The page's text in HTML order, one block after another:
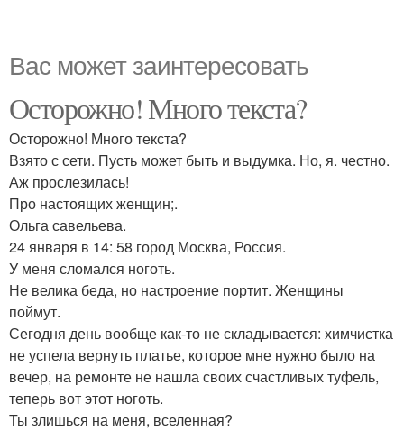
Вас может заинтересовать
Осторожно! Много текста?
Осторожно! Много текста?
Взято с сети. Пусть может быть и выдумка. Но, я. честно.
Аж прослезилась!
Про настоящих женщин;.
Ольга савельева.
24 января в 14: 58 город Москва, Россия.
У меня сломался ноготь.
Не велика беда, но настроение портит. Женщины
поймут.
Сегодня день вообще как-то не складывается: химчистка
не успела вернуть платье, которое мне нужно было на
вечер, на ремонте не нашла своих счастливых туфель,
теперь вот этот ноготь.
Ты злишься на меня, вселенная?